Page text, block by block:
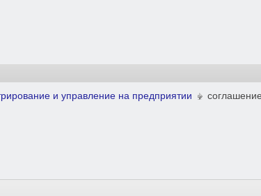
и управление на предприятии